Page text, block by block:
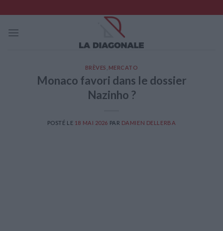
to
content
BRÈVES MERCATO
Monaco favori dans le dossier
Nazinho ?
POSTÉ LE 18 MAI 2026 PAR DAMIEN DELLERBA